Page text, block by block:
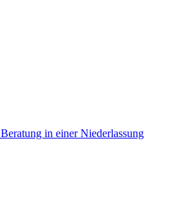
Beratung in einer Niederlassung